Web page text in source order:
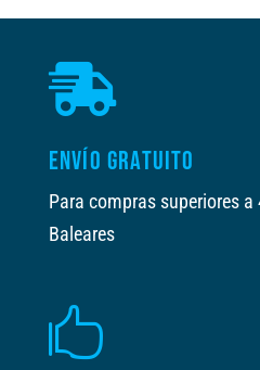

ENVÍO GRATUITO
Para compras superiores
Baleares
